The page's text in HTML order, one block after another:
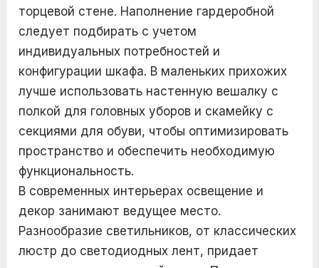
торцевой стене. Наполнение гардеробной
следует подбирать с учетом
индивидуальных потребностей и
конфигурации шкафа. В маленьких прихожих
лучше использовать настенную вешалку с
полкой для головных уборов и скамейку с
секциями для обуви, чтобы оптимизировать
пространство и обеспечить необходимую
функциональность.
В современных интерьерах освещение и
декор занимают ведущее место.
Разнообразие светильников, от классических
люстр до светодиодных лент, придает